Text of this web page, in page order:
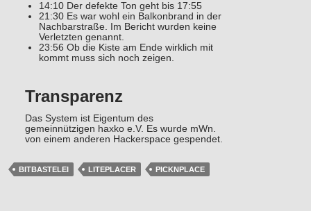
14:10 Der defekte Ton geht bis 17:55
21:30 Es war wohl ein Balkonbrand in der
Nachbarstraße. Im Bericht wurden keine
Verletzten genannt.
23:56 Ob die Kiste am Ende wirklich mit
kommt muss sich noch zeigen.
Transparenz
Das System ist Eigentum des
gemeinnützigen haxko e.V. Es wurde mWn.
von einem anderen Hackerspace gespendet.
BITBASTELEI LITEPLACER PICKNPLACE